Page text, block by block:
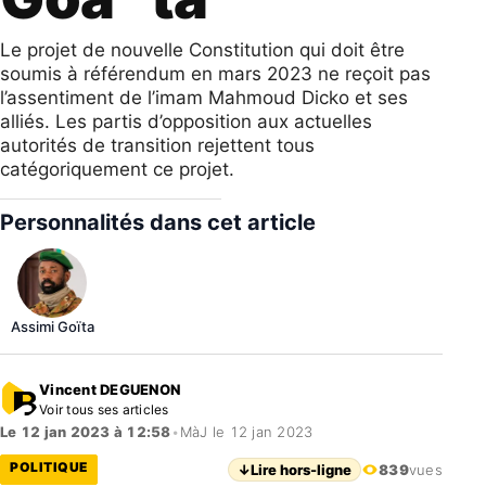
Le projet de nouvelle Constitution qui doit être
soumis à référendum en mars 2023 ne reçoit pas
l’assentiment de l’imam Mahmoud Dicko et ses
alliés. Les partis d’opposition aux actuelles
autorités de transition rejettent tous
catégoriquement ce projet.
Personnalités dans cet article
Assimi Goïta
Vincent DEGUENON
Voir tous ses articles
Le 12 jan 2023 à 12:58• MàJ le 12 jan 2023
POLITIQUE ↓Lire hors-ligne 839vues